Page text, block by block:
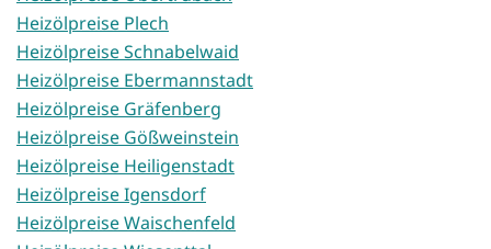
Heizölpreise Plech
Heizölpreise Schnabelwaid
Heizölpreise Ebermannstadt
Heizölpreise Gräfenberg
Heizölpreise Gößweinstein
Heizölpreise Heiligenstadt
Heizölpreise Igensdorf
Heizölpreise Waischenfeld